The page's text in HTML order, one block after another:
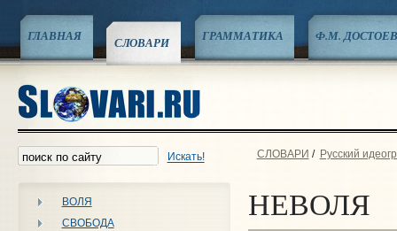
ГЛАВНАЯ СЛОВАРИ ГРАММАТИКА Ф.М.
Искать!
ВОЛЯ
СВОБОДА
СЛОВАРИ / Русский
НЕВОЛЯ